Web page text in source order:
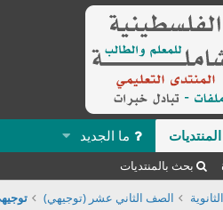
المنتديات ما الجديد
بحث بالمنتديات
الصف الثاني عشر (توجيهي)